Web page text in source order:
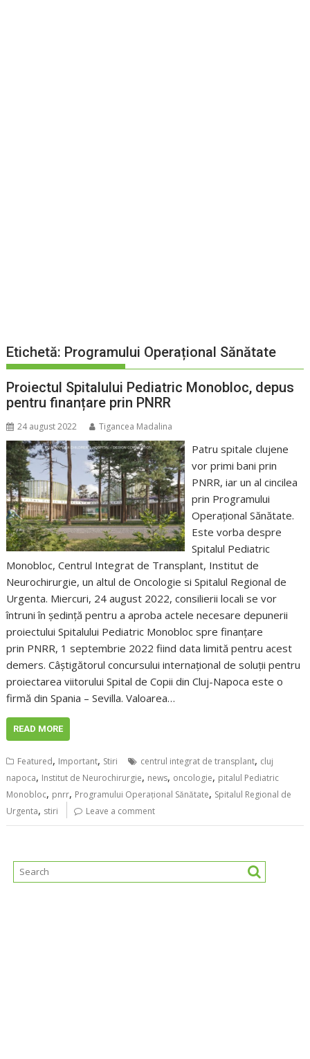
Etichetă: Programului Operațional Sănătate
Proiectul Spitalului Pediatric Monobloc, depus
pentru finanțare prin PNRR
24 august 2022 Tigancea Madalina
Patru spitale clujene
vor primi bani prin
PNRR, iar un al cincilea
prin Programului
Operațional Sănătate.
Este vorba despre
Spitalul Pediatric
Monobloc, Centrul Integrat de Transplant, Institut de
Neurochirurgie, un altul de Oncologie si Spitalul Regional de
Urgenta. Miercuri, 24 august 2022, consilierii locali se vor
întruni în ședință pentru a aproba actele necesare depunerii
proiectului Spitalului Pediatric Monobloc spre finanțare
prin PNRR, 1 septembrie 2022 fiind data limită pentru acest
demers. Câștigătorul concursului internațional de soluții pentru
proiectarea viitorului Spital de Copii din Cluj-Napoca este o
firmă din Spania – Sevilla. Valoarea…
READ MORE
Featured, Important, Stiri centrul integrat de transplant, cluj
napoca, Institut de Neurochirurgie, news, oncologie, pitalul Pediatric
Monobloc, pnrr, Programului Operațional Sănătate, Spitalul Regional de
Urgenta, stiri Leave a comment